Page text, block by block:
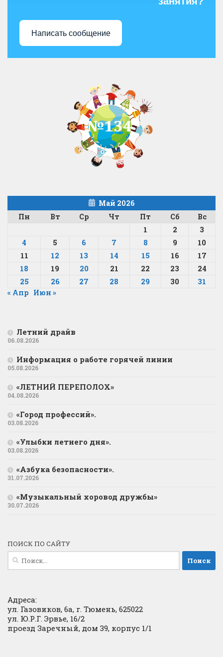
Написать сообщение
Май 2026
Пн
Вт Ср Чт Пт Сб Вс
1 2
3
4
5 6 7 8 9
10
11
12 13 14 15 16
17
18
19 20 21 22 23
24
25
26 27 28 29 30 31
« Апр Июн »
Летний драйв
06.08.2026
Информация о работе горячей линии
05.08.2026
«ЛЕТНИЙ ПЕРЕПОЛОХ»
04.08.2026
«Город профессий».
03.08.2026
«Улыбки летнего дня».
03.08.2026
«Азбука безопасности».
31.07.2026
«Музыкальный хоровод дружбы»
30.07.2026
ПОИСК ПО САЙТУ
Найти:
Адреса:
ул. Газовиков, 6а, г. Тюмень, 625022
ул. Ю.Р.Г. Эрвье, 16/2
проезд Заречный, дом 39, корпус 1/1